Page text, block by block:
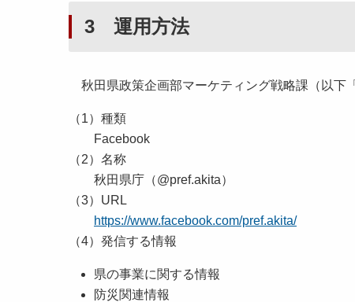
3 運用方法
秋田県政策企画部マーケティング戦略課（以下「
（1）種類
Facebook
（2）名称
秋田県庁（@pref.akita）
（3）URL
https://www.facebook.com/pref.akita/
（4）発信する情報
県の事業に関する情報
防災関連情報